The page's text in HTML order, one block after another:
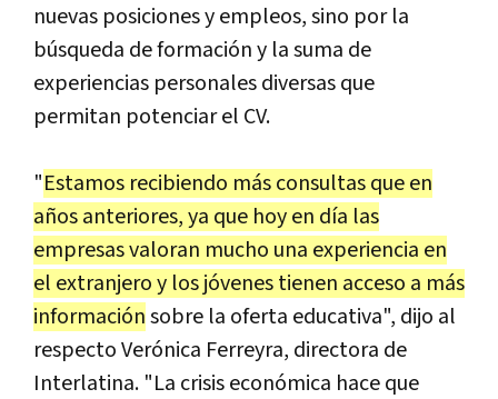
nuevas posiciones y empleos, sino por la
búsqueda de formación y la suma de
experiencias personales diversas que
permitan potenciar el CV.
"Estamos recibiendo más consultas que en
años anteriores, ya que hoy en día las
empresas valoran mucho una experiencia en
el extranjero y los jóvenes tienen acceso a más
informaciónsobre la oferta educativa", dijo al
respecto Verónica Ferreyra, directora de
Interlatina. "La crisis económica hace que